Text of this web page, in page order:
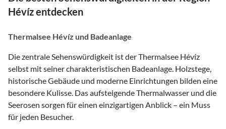
Hévíz entdecken
Thermalsee Hévíz und Badeanlage
Die zentrale Sehenswürdigkeit ist der Thermalsee Hévíz
selbst mit seiner charakteristischen Badeanlage. Holzstege,
historische Gebäude und moderne Einrichtungen bilden eine
besondere Kulisse. Das aufsteigende Thermalwasser und die
Seerosen sorgen für einen einzigartigen Anblick – ein Muss
für jeden Besucher.